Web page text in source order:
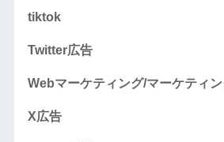
tiktok
Twitter広告
Webマーケティング/マーケティ
X広告